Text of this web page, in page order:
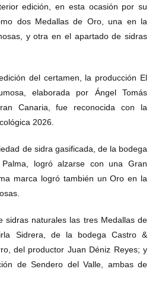
edición, en esta ocasión por su
dos Medallas de Oro, una en la
y otra en el apartado de sidras
del certamen, la producción El
elaborada por Ángel Tomás
Canaria, fue reconocida con la
2026.
de sidra gasificada, de la bodega
logró alzarse con una Gran
marca logró también un Oro en la
sidras naturales las tres Medallas de
Sidrera, de la bodega Castro &
del productor Juan Déniz Reyes; y
de Sendero del Valle, ambas de